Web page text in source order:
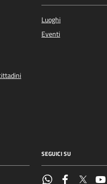
Luoghi
Eventi
SEGUICI SU